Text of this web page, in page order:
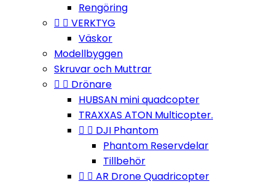
Rengöring
  VERKTYG
Väskor
Modellbyggen
Skruvar och Muttrar
  Drönare
HUBSAN mini quadcopter
TRAXXAS ATON Multicopter.
  DJI Phantom
Phantom Reservdelar
Tillbehör
  AR Drone Quadricopter